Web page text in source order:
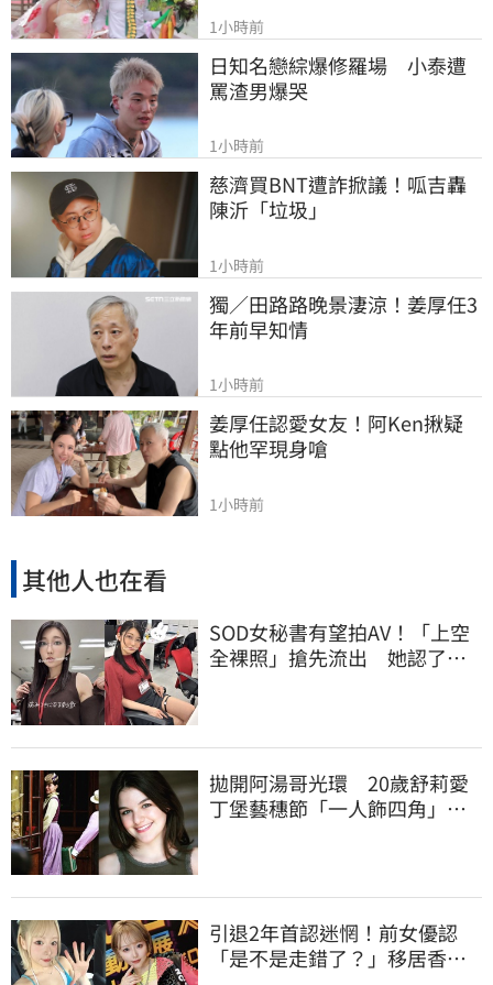
1小時前
日知名戀綜爆修羅場　小泰遭
罵渣男爆哭
1小時前
慈濟買BNT遭詐掀議！呱吉轟
陳沂「垃圾」
1小時前
獨／田路路晚景淒涼！姜厚任3
年前早知情
1小時前
姜厚任認愛女友！阿Ken揪疑
點他罕現身嗆
1小時前
其他人也在看
SOD女秘書有望拍AV！「上空
全裸照」搶先流出 她認了：
拋開阿湯哥光環 20歲舒莉愛
丁堡藝穗節「一人飾四角」驚
引退2年首認迷惘！前女優認
「是不是走錯了？」移居香港